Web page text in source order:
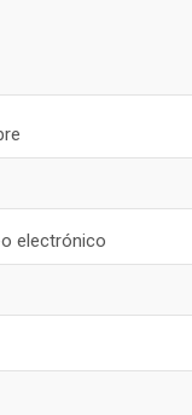
electrónico